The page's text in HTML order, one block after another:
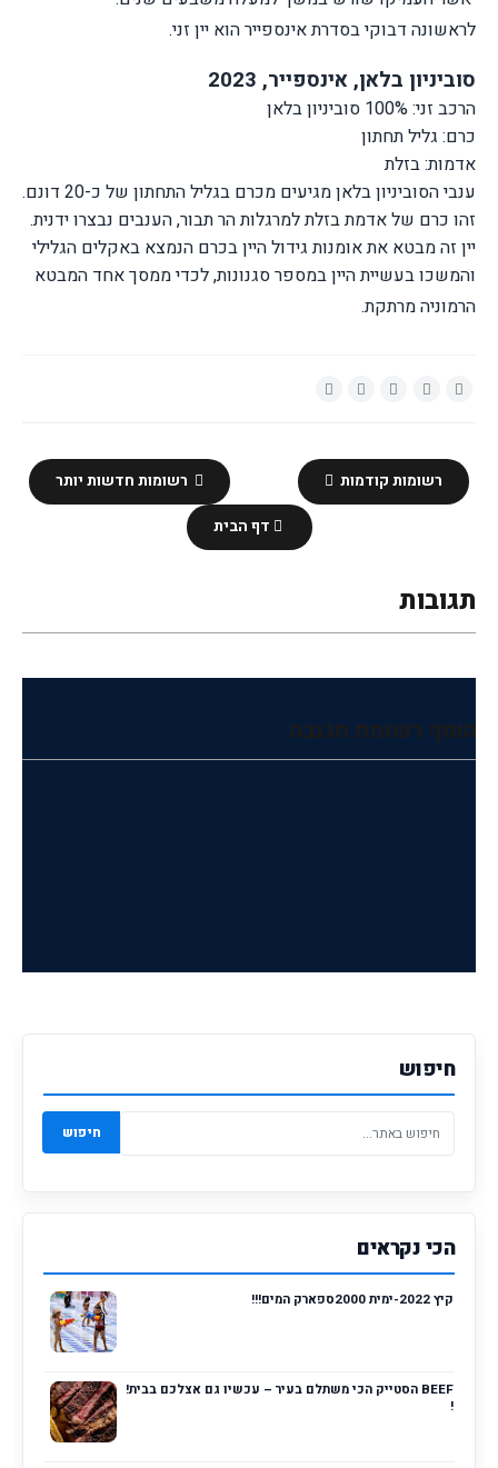
לראשונה דבוקי בסדרת אינספייר הוא יין זני.
סוביניון בלאן, אינספייר, 2023
הרכב זני: 100% סוביניון בלאן
כרם: גליל תחתון
אדמות: בזלת
ענבי הסוביניון בלאן מגיעים מכרם בגליל התחתון של כ-20 דונם.
זהו כרם של אדמת בזלת למרגלות הר תבור, הענבים נבצרו ידנית.
יין זה מבטא את אומנות גידול היין בכרם הנמצא באקלים הגלילי
והמשכו בעשיית היין במספר סגנונות, לכדי ממסך אחד המבטא
הרמוניה מרתקת.
רשומות חדשות יותר רשומות קודמות
דף הבית
תגובות
הוסף רשומת תגובה
חיפוש
חיפוש
הכי נקראים
קיץ 2022-ימית 2000ספארק המים!!!
BEEF הסטייק הכי משתלם בעיר – עכשיו גם אצלכם בבית!
!